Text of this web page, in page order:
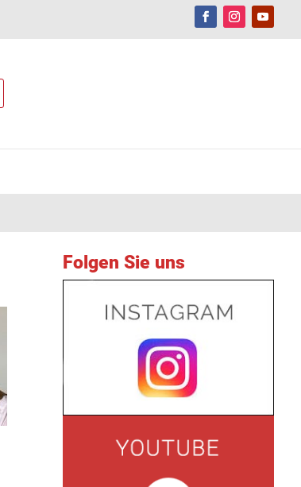
Folgen Sie uns